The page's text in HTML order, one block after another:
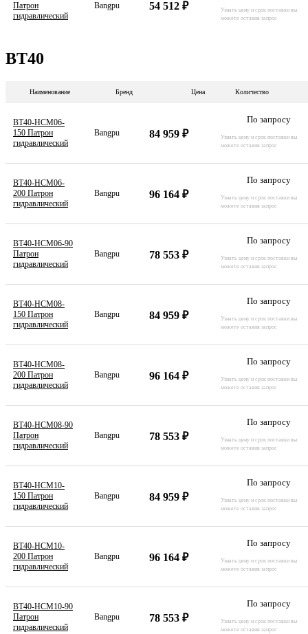
Патрон
гидравлический
Bangpu 54 512 ₽
Узнать цену и срок поставки вы
можете оставив запрос
BT40
Наименование Бренд Цена Количество
BT40-HCM06-
150 Патрон
гидравлический
Bangpu 84 959 ₽
По запросу
Узнать цену и срок поставки вы
можете оставив запрос
BT40-HCM06-
200 Патрон
гидравлический
Bangpu 96 164 ₽
По запросу
Узнать цену и срок поставки вы
можете оставив запрос
BT40-HCM06-90
Патрон
гидравлический
Bangpu 78 553 ₽
По запросу
Узнать цену и срок поставки вы
можете оставив запрос
BT40-HCM08-
150 Патрон
гидравлический
Bangpu 84 959 ₽
По запросу
Узнать цену и срок поставки вы
можете оставив запрос
BT40-HCM08-
200 Патрон
гидравлический
Bangpu 96 164 ₽
По запросу
Узнать цену и срок поставки вы
можете оставив запрос
BT40-HCM08-90
Патрон
гидравлический
Bangpu 78 553 ₽
По запросу
Узнать цену и срок поставки вы
можете оставив запрос
BT40-HCM10-
150 Патрон
гидравлический
Bangpu 84 959 ₽
По запросу
Узнать цену и срок поставки вы
можете оставив запрос
BT40-HCM10-
200 Патрон
гидравлический
Bangpu 96 164 ₽
По запросу
Узнать цену и срок поставки вы
можете оставив запрос
BT40-HCM10-90
Патрон
гидравлический
Bangpu 78 553 ₽
По запросу
Узнать цену и срок поставки вы
можете оставив запрос